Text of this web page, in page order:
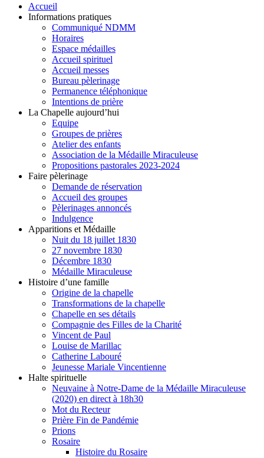
Accueil
Informations pratiques
Communiqué NDMM
Horaires
Espace médailles
Accueil spirituel
Accueil messes
Bureau pèlerinage
Permanence téléphonique
Intentions de prière
La Chapelle aujourd’hui
Equipe
Groupes de prières
Atelier des enfants
Association de la Médaille Miraculeuse
Propositions pastorales 2023-2024
Faire pèlerinage
Demande de réservation
Accueil des groupes
Pèlerinages annoncés
Indulgence
Apparitions et Médaille
Nuit du 18 juillet 1830
27 novembre 1830
Décembre 1830
Médaille Miraculeuse
Histoire d’une famille
Origine de la chapelle
Transformations de la chapelle
Chapelle en ses détails
Compagnie des Filles de la Charité
Vincent de Paul
Louise de Marillac
Catherine Labouré
Jeunesse Mariale Vincentienne
Halte spirituelle
Neuvaine à Notre-Dame de la Médaille Miraculeuse
(2020) en direct à 18h30
Mot du Recteur
Prière Fin de Pandémie
Prions
Rosaire
Histoire du Rosaire